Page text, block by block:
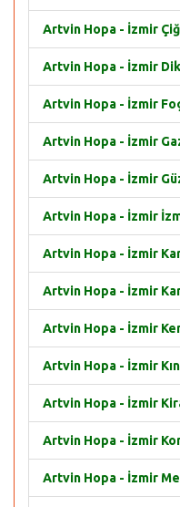
Artvin Hopa - İzmir
Artvin Hopa - İzmir
Artvin Hopa - İzmir
Artvin Hopa - İzmir
Artvin Hopa - İzmir
Artvin Hopa - İzmir
Artvin Hopa - İzmir
Artvin Hopa - İzmir
Artvin Hopa - İzmir
Artvin Hopa - İzmir
Artvin Hopa - İzmir
Artvin Hopa - İzmir
Artvin Hopa - İzmir